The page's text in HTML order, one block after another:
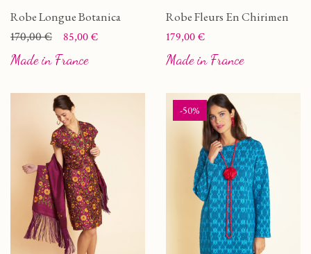
Robe Longue Botanica
Prix
Prix de base
170,00 € 85,00 €
Made in France
Robe Fleurs En Chirimen
Prix
179,00 €
Made in France
-50%